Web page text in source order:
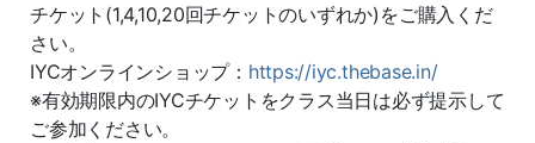
チケット(1,4,10,20回チケットのいずれか)をご購入くだ
さい。
IYCオンラインショップ： https://iyc.thebase.in/
※有効期限内のIYCチケットをクラス当日は必ず提示して
ご参加ください。